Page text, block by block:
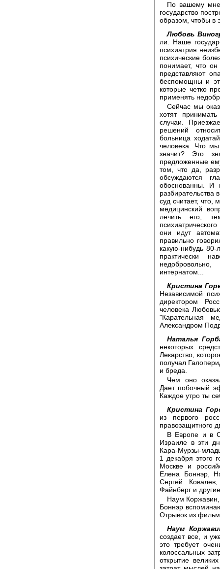
По вашему
государство
образом, чтобы в
Любовь
ли. Наше
психиатрия
психические
понимает, что
представляют
беспомощны и
которые четко
применять
Сейчас мы
хотят
случаи.
решений
больница
человека. Что
значит? Это
предложенные
том, что да,
обсуждаются
обоснованны. И
разбирательства
суд считает, что,
медицинский
лечить его,
они идут
правильно
какую-нибудь
практически
интернатом...
Кристина
Независимой
директором
человека
"Карательная
Александром
Наталья
некоторых
Лекарство,
получал
и бреда.
Чем оно
Дает побочный
Каждое утро ты
Кристина
из первого
правозащитного
В Европе и в
Израиле в эти
Кара-Мурзы-
1 декабря этого
Москве и
Елена Боннэр,
Сергей
Файнберг и
Наум
Боннэр
Отрывок из
Наум
создает все, и
это требует
колоссальных
открытие